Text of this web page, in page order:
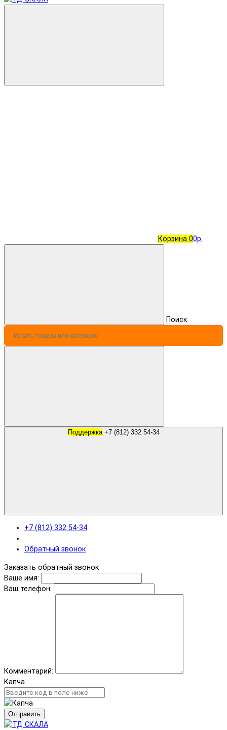
Корзина 00р.
Поиск
Поддержка +7 (812) 332 54-34
+7 (812) 332 54-34
Обратный звонок
Заказать обратный звонок
Ваше имя:
Ваш телефон:
Комментарий:
Капча
Отправить